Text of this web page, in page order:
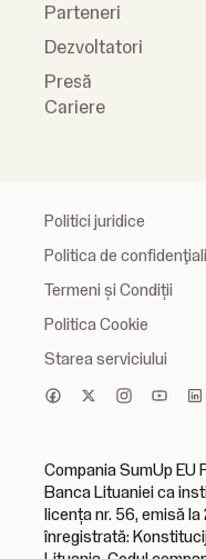
Parteneri
Dezvoltatori
Presă
Cariere
Politici juridice
Politica de
Termeni și Condiții
Politica Cookie
Starea serviciului
Compania SumUp EU
Banca Lituaniei ca
licența nr. 56, emisă
înregistrată: